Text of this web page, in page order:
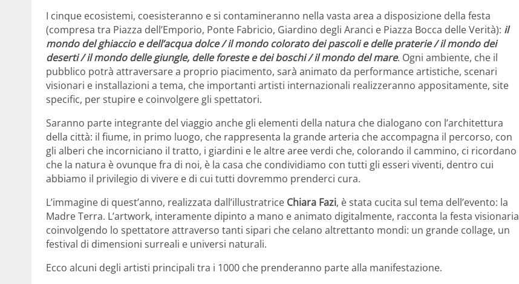
I cinque ecosistemi, coesisteranno e si contamineranno nella vasta area a disposizione della festa
(compresa tra Piazza dell’Emporio, Ponte Fabricio, Giardino degli Aranci e Piazza Bocca delle Verità): il
mondo del ghiaccio e dell’acqua dolce / il mondo colorato dei pascoli e delle praterie / il mondo dei
deserti / il mondo delle giungle, delle foreste e dei boschi / il mondo del mare. Ogni ambiente, che il
pubblico potrà attraversare a proprio piacimento, sarà animato da performance artistiche, scenari
visionari e installazioni a tema, che importanti artisti internazionali realizzeranno appositamente, site
specific, per stupire e coinvolgere gli spettatori.
Saranno parte integrante del viaggio anche gli elementi della natura che dialogano con l’architettura
della città: il fiume, in primo luogo, che rappresenta la grande arteria che accompagna il percorso, con
gli alberi che incorniciano il tratto, i giardini e le altre aree verdi che, colorando il cammino, ci ricordano
che la natura è ovunque fra di noi, è la casa che condividiamo con tutti gli esseri viventi, dentro cui
abbiamo il privilegio di vivere e di cui tutti dovremmo prenderci cura.
L’immagine di quest’anno, realizzata dall’illustratrice Chiara Fazi, è stata cucita sul tema dell’evento: la
Madre Terra. L’artwork, interamente dipinto a mano e animato digitalmente, racconta la festa visionaria
coinvolgendo lo spettatore attraverso tanti sipari che celano altrettanto mondi: un grande collage, un
festival di dimensioni surreali e universi naturali.
Ecco alcuni degli artisti principali tra i 1000 che prenderanno parte alla manifestazione.